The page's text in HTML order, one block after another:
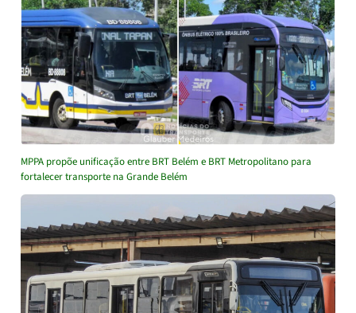
MPPA propõe unificação entre BRT Belém e BRT Metropolitano para
fortalecer transporte na Grande Belém